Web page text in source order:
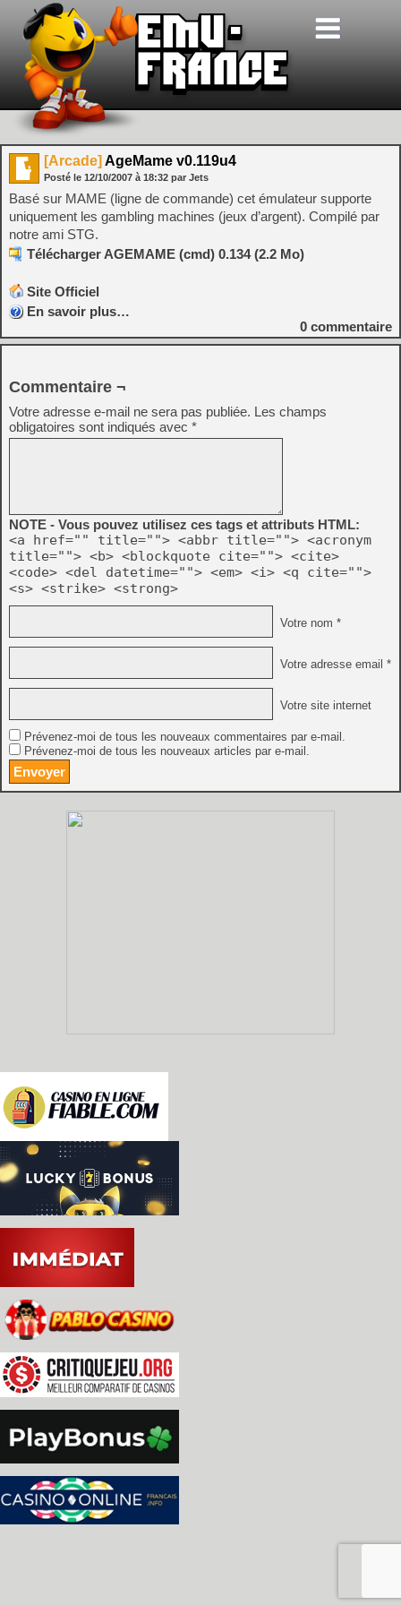
[Arcade] AgeMame v0.119u4
Posté le 12/10/2007 à 18:32 par Jets
Basé sur MAME (ligne de commande) cet émulateur supporte
uniquement les gambling machines (jeux d’argent). Compilé par
notre ami STG.
Télécharger AGEMAME (cmd) 0.134 (2.2 Mo)
Site Officiel
En savoir plus…
0 commentaire
Commentaire ¬
Votre adresse e-mail ne sera pas publiée. Les champs
obligatoires sont indiqués avec *
NOTE - Vous pouvez utilisez ces tags et attributs HTML:
<a href="" title=""> <abbr title=""> <acronym
title=""> <b> <blockquote cite=""> <cite>
<code> <del datetime=""> <em> <i> <q cite="">
<s> <strike> <strong>
Votre nom *
Votre adresse email *
Votre site internet
Prévenez-moi de tous les nouveaux commentaires par e-mail.
Prévenez-moi de tous les nouveaux articles par e-mail.